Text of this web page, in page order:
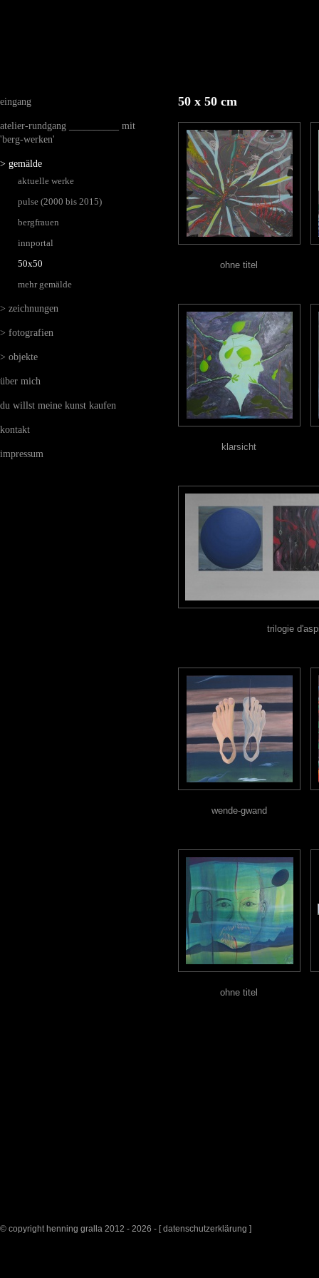
eingang
atelier-rundgang __________ mit
'berg-werken'
> gemälde
aktuelle werke
pulse (2000 bis 2015)
bergfrauen
innportal
50x50
mehr gemälde
> zeichnungen
> fotografien
> objekte
über mich
du willst meine kunst kaufen
kontakt
impressum
50 x 50 cm
ohne titel
klarsicht
trilogie
wende-gwand
ohne titel
© copyright henning gralla 2012 - 2026 - [datenschutzerklärung ]